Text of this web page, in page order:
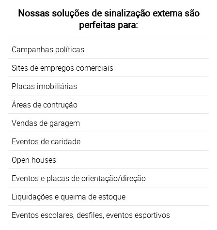
Nossas soluções de sinalização externa são
perfeitas para:
Campanhas políticas
Sites de empregos comerciais
Placas imobiliárias
Áreas de contrução
Vendas de garagem
Eventos de caridade
Open houses
Eventos e placas de orientação/direção
Liquidações e queima de estoque
Eventos escolares, desfiles, eventos esportivos